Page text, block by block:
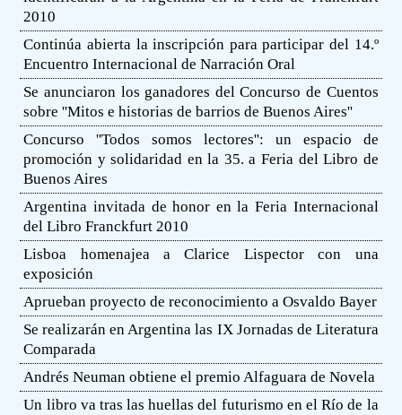
2010
Continúa abierta la inscripción para participar del 14.º
Encuentro Internacional de Narración Oral
Se anunciaron los ganadores del Concurso de Cuentos
sobre ''Mitos e historias de barrios de Buenos Aires''
Concurso ''Todos somos lectores'': un espacio de
promoción y solidaridad en la 35. a Feria del Libro de
Buenos Aires
Argentina invitada de honor en la Feria Internacional
del Libro Franckfurt 2010
Lisboa homenajea a Clarice Lispector con una
exposición
Aprueban proyecto de reconocimiento a Osvaldo Bayer
Se realizarán en Argentina las IX Jornadas de Literatura
Comparada
Andrés Neuman obtiene el premio Alfaguara de Novela
Un libro va tras las huellas del futurismo en el Río de la